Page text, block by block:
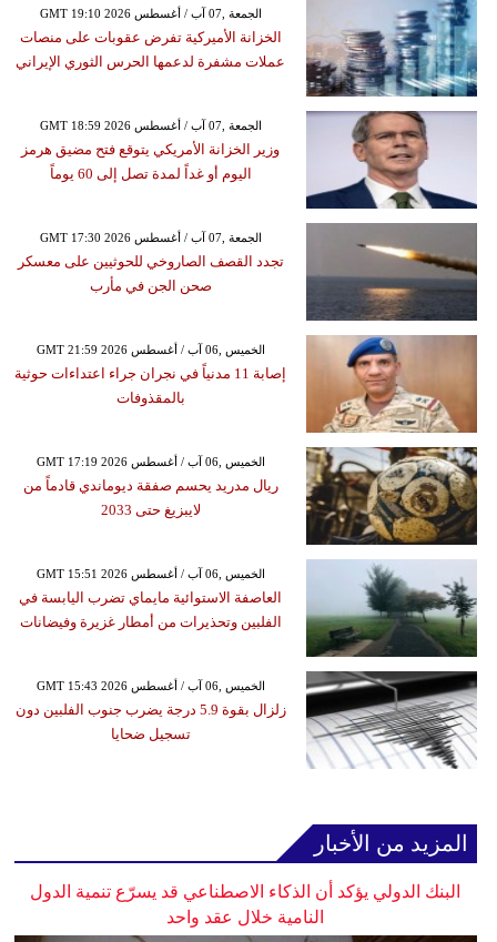
GMT 19:10 2026 الجمعة ,07 آب / أغسطس
الخزانة الأميركية تفرض عقوبات على منصات
عملات مشفرة لدعمها الحرس الثوري الإيراني
GMT 18:59 2026 الجمعة ,07 آب / أغسطس
وزير الخزانة الأمريكي يتوقع فتح مضيق هرمز
اليوم أو غداً لمدة تصل إلى 60 يوماً
GMT 17:30 2026 الجمعة ,07 آب / أغسطس
تجدد القصف الصاروخي للحوثيين على معسكر
صحن الجن في مأرب
GMT 21:59 2026 الخميس ,06 آب / أغسطس
إصابة 11 مدنياً في نجران جراء اعتداءات حوثية
بالمقذوفات
GMT 17:19 2026 الخميس ,06 آب / أغسطس
ريال مدريد يحسم صفقة ديوماندي قادماً من
لايبزيغ حتى 2033
GMT 15:51 2026 الخميس ,06 آب / أغسطس
العاصفة الاستوائية مايماي تضرب اليابسة في
الفلبين وتحذيرات من أمطار غزيرة وفيضانات
GMT 15:43 2026 الخميس ,06 آب / أغسطس
زلزال بقوة 5.9 درجة يضرب جنوب الفلبين دون
تسجيل ضحايا
المزيد من الأخبار
البنك الدولي يؤكد أن الذكاء الاصطناعي قد يسرّع تنمية الدول
النامية خلال عقد واحد